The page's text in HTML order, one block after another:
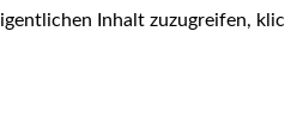
Inhalt zuzugreifen,